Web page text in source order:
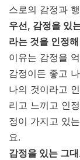
스로의 감정과
우선, 감정을 있
라는 것을 인정
이유는 감정을
감정이든 좋고
나의 것이라고
리고 느끼고 인
정이 가지고 있
요.
감정을 있는 그